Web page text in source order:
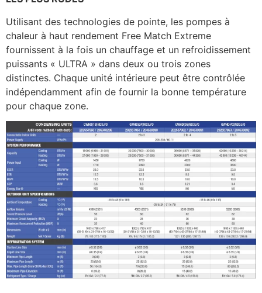
Utilisant des technologies de pointe, les pompes à
chaleur à haut rendement Free Match Extreme
fournissent à la fois un chauffage et un refroidissement
puissants « ULTRA » dans deux ou trois zones
distinctes. Chaque unité intérieure peut être contrôlée
indépendamment afin de fournir la bonne température
pour chaque zone.